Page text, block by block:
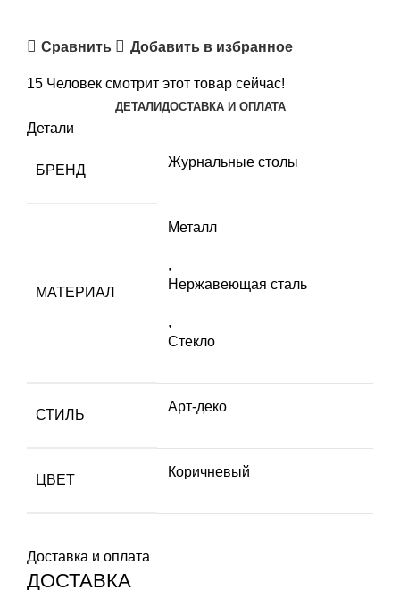
Сравнить Добавить в избранное
15 Человек смотрит этот товар сейчас!
ДЕТАЛИДОСТАВКА И ОПЛАТА
Детали
БРЕНД
Журнальные столы
МАТЕРИАЛ
Металл
,
Нержавеющая сталь
,
Стекло
СТИЛЬ
Арт-деко
ЦВЕТ
Коричневый
Доставка и оплата
ДОСТАВКА